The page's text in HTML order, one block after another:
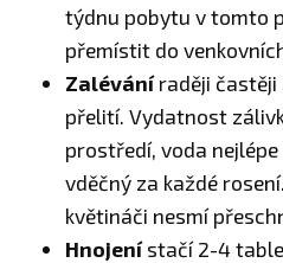
týdnu pobytu v tomto
přemístit do
Zaléváníraději častěji
přelití. Vydatnost
prostředí, voda
vděčný za každé
květináči nesmí
Hnojenístačí 2-4